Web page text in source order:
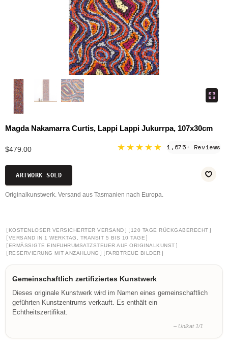
Magda Nakamarra Curtis, Lappi Lappi Jukurrpa, 107x30cm
$479.00 ★★★★★ 1,675+ Reviews
ARTWORK SOLD
Originalkunstwerk. Versand aus Tasmanien nach Europa.
[ KOSTENLOSER VERSICHERTER VERSAND ] [ 120 TAGE RÜCKGABERECHT ]
[VERSAND IN 1 WERKTAG, TRANSIT 5 BIS 10 TAGE ]
[ ERMÄSSIGTE EINFUHRUMSATZSTEUER AUF ORIGINALKUNST
]
[ RESERVIERUNG MIT ANZAHLUNG ] [ FARBTREUE BILDER ]
Gemeinschaftlich zertifiziertes Kunstwerk
Dieses originale Kunstwerk wird im Namen eines gemeinschaftlich
geführten Kunstzentrums verkauft. Es enthält ein
Echtheitszertifikat.
– Unikat 1/1